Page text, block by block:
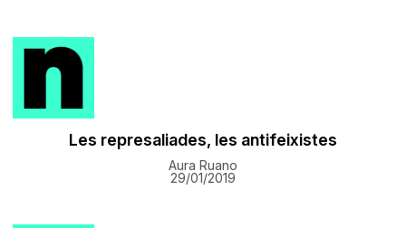
Les represaliades, les antifeixistes
Aura Ruano
29/01/2019